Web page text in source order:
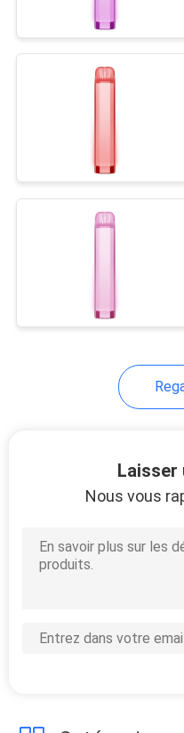
Cigarette
Kits de
de
cosse
Cigarette
Laisser
Nous vous